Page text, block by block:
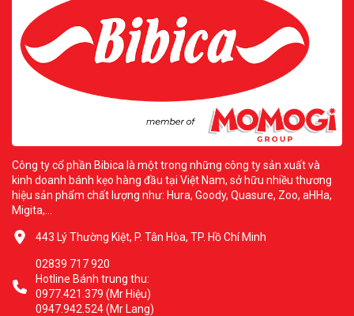
Công ty cổ phần Bibica là một trong những công ty sản xuất và
kinh doanh bánh kẹo hàng đầu tại Việt Nam, sở hữu nhiều thương
hiệu sản phẩm chất lượng như: Hura, Goody, Quasure, Zoo, aHHa,
Migita,...
443 Lý Thường Kiệt, P. Tân Hòa, TP. Hồ Chí Minh
02839 717 920
Hotline Bánh trung thu:
0977.421.379 (Mr Hiệu)
0947.942.524 (Mr Lang)